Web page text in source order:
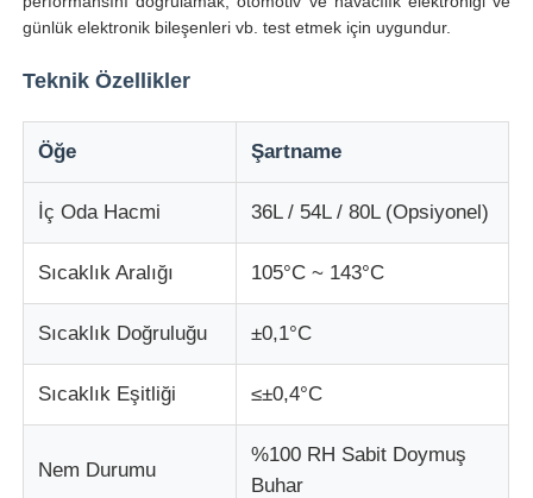
aşınma test makinesi
kauçuk test cihazları
Ayakkabı Test Cihazları
İnşaat malzemeleri test ekipmanları
günlük elektronik bileşenleri vb. test etmek için uygundur.
Teknik Özellikler
Öğe Şartname
İç Oda Hacmi 36L / 54L / 80L (Opsiyonel)
Sıcaklık Aralığı 105°C ~ 143°C
Sıcaklık Doğruluğu ±0,1°C
Sıcaklık Eşitliği ≤±0,4°C
Nem Durumu
%100 RH Sabit Doymuş
Buhar